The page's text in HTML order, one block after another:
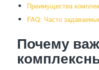
Преимущества
FAQ: Часто
Почему